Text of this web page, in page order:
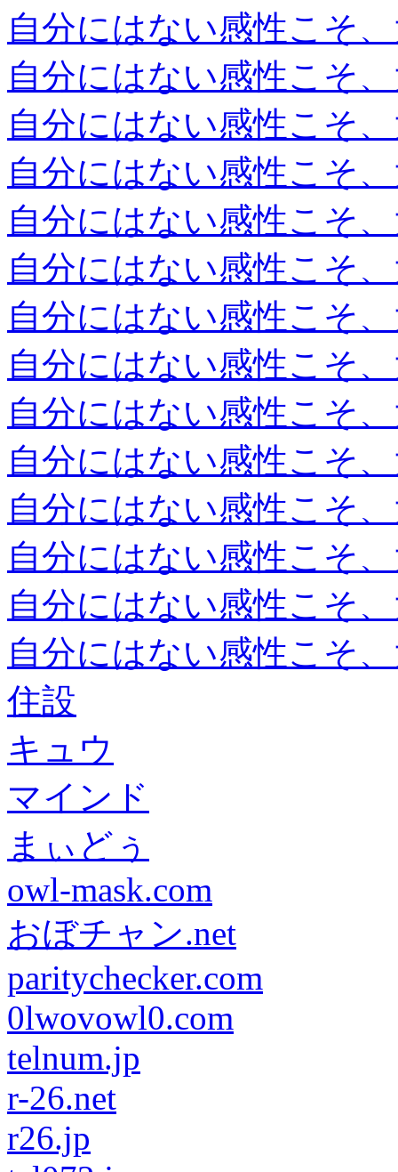
自分にはない感性こそ
自分にはない感性こそ
自分にはない感性こそ
自分にはない感性こそ
自分にはない感性こそ
自分にはない感性こそ
自分にはない感性こそ
自分にはない感性こそ
自分にはない感性こそ
自分にはない感性こそ
自分にはない感性こそ
自分にはない感性こそ
自分にはない感性こそ
自分にはない感性こそ
住設
キュウ
マインド
まぃどぅ
owl-mask.com
おぼチャン.net
paritychecker.com
0lwovowl0.com
telnum.jp
r-26.net
r26.jp